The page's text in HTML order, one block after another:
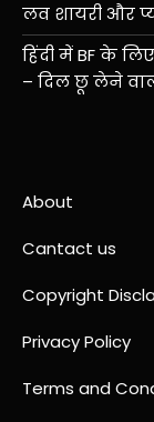
लव शायरी और
हिंदी में BF के
– दिल छू लेने
About
Cantact us
Copyright
Privacy Policy
Terms and